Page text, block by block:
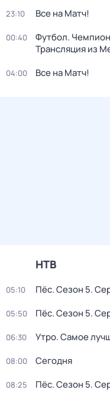
23:10 Все на Матч!
00:40
Футбол.
Трансляция из
04:00 Все на Матч!
НТВ
05:10 Пёс. Сезон 5.
05:50 Пёс. Сезон 5.
06:30 Утро. Самое
08:00 Сегодня
08:25 Пёс. Сезон 5.